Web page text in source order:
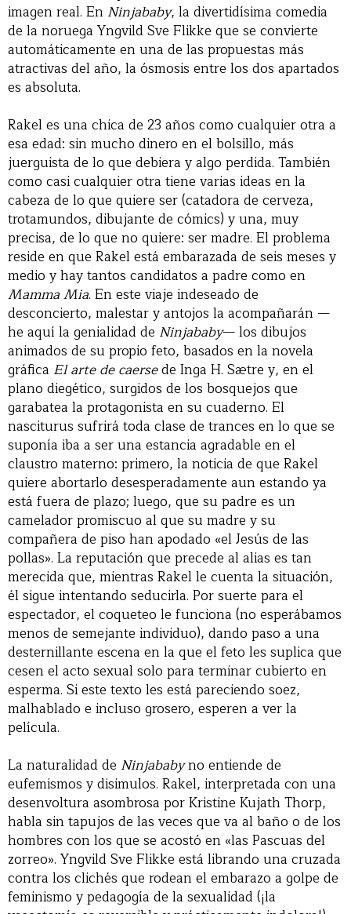
imagen real. En Ninjababy, la divertidísima comedia
de la noruega Yngvild Sve Flikke que se convierte
automáticamente en una de las propuestas más
atractivas del año, la ósmosis entre los dos apartados
es absoluta.
Rakel es una chica de 23 años como cualquier otra a
esa edad: sin mucho dinero en el bolsillo, más
juerguista de lo que debiera y algo perdida. También
como casi cualquier otra tiene varias ideas en la
cabeza de lo que quiere ser (catadora de cerveza,
trotamundos, dibujante de cómics) y una, muy
precisa, de lo que no quiere: ser madre. El problema
reside en que Rakel está embarazada de seis meses y
medio y hay tantos candidatos a padre como en
Mamma Mia. En este viaje indeseado de
desconcierto, malestar y antojos la acompañarán —
he aquí la genialidad de Ninjababy— los dibujos
animados de su propio feto, basados en la novela
gráfica El arte de caersede Inga H. Sætre y, en el
plano diegético, surgidos de los bosquejos que
garabatea la protagonista en su cuaderno. El
nasciturus sufrirá toda clase de trances en lo que se
suponía iba a ser una estancia agradable en el
claustro materno: primero, la noticia de que Rakel
quiere abortarlo desesperadamente aun estando ya
está fuera de plazo; luego, que su padre es un
camelador promiscuo al que su madre y su
compañera de piso han apodado «el Jesús de las
pollas». La reputación que precede al alias es tan
merecida que, mientras Rakel le cuenta la situación,
él sigue intentando seducirla. Por suerte para el
espectador, el coqueteo le funciona (no esperábamos
menos de semejante individuo), dando paso a una
desternillante escena en la que el feto les suplica que
cesen el acto sexual solo para terminar cubierto en
esperma. Si este texto les está pareciendo soez,
malhablado e incluso grosero, esperen a ver la
película.
La naturalidad de Ninjababyno entiende de
eufemismos y disimulos. Rakel, interpretada con una
desenvoltura asombrosa por Kristine Kujath Thorp,
habla sin tapujos de las veces que va al baño o de los
hombres con los que se acostó en «las Pascuas del
zorreo». Yngvild Sve Flikke está librando una cruzada
contra los clichés que rodean el embarazo a golpe de
feminismo y pedagogía de la sexualidad (¡la